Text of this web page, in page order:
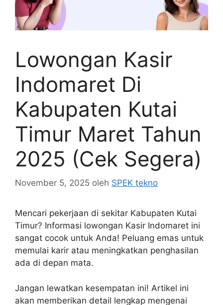
Lowongan Kasir
Indomaret Di
Kabupaten Kutai
Timur Maret Tahun
2025 (Cek Segera)
November 5, 2025 oleh SPEK tekno
Mencari pekerjaan di sekitar Kabupaten Kutai
Timur? Informasi lowongan Kasir Indomaret ini
sangat cocok untuk Anda! Peluang emas untuk
memulai karir atau meningkatkan penghasilan
ada di depan mata.
Jangan lewatkan kesempatan ini! Artikel ini
akan memberikan detail lengkap mengenai